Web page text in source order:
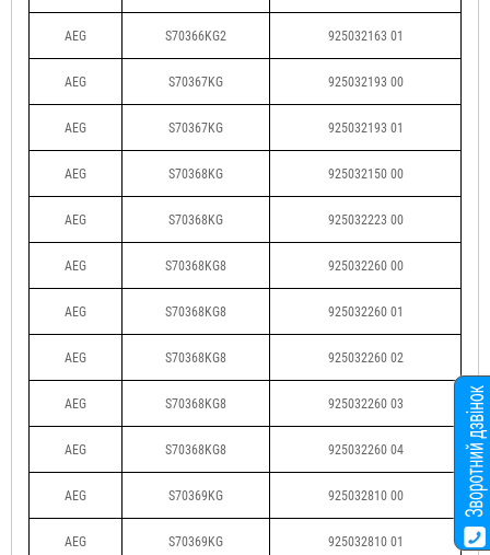
AEG S70366KG2 925032163 01
AEG S70367KG 925032193 00
AEG S70367KG 925032193 01
AEG S70368KG 925032150 00
AEG S70368KG 925032223 00
AEG S70368KG8 925032260 00
AEG S70368KG8 925032260 01
AEG S70368KG8 925032260 02
AEG S70368KG8 925032260 03
AEG S70368KG8 925032260 04
AEG S70369KG 925032810 00
AEG S70369KG 925032810 01